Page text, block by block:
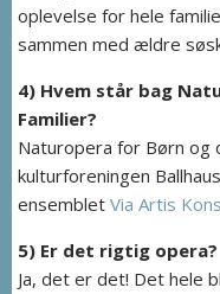
oplevelse for hele
sammen med ældre
4) Hvem står bag
Familier?
Naturopera for Børn og
kulturforeningen
ensemblet Via Artis
5) Er det rigtig opera?
Ja, det er det! Det hele